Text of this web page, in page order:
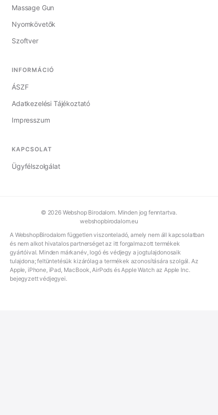
Massage Gun
Nyomkövetők
Szoftver
INFORMÁCIÓ
ÁSZF
Adatkezelési Tájékoztató
Impresszum
KAPCSOLAT
Ügyfélszolgálat
© 2026 Webshop Birodalom. Minden jog fenntartva.
webshopbirodalom.eu
A WebshopBirodalom független viszonteladó, amely nem áll kapcsolatban
és nem alkot hivatalos partnerséget az itt forgalmazott termékek
gyártóival. Minden márkanév, logó és védjegy a jogtulajdonosaik
tulajdona; feltüntetésük kizárólag a termékek azonosítására szolgál. Az
Apple, iPhone, iPad, MacBook, AirPods és Apple Watch az Apple Inc.
bejegyzett védjegyei.